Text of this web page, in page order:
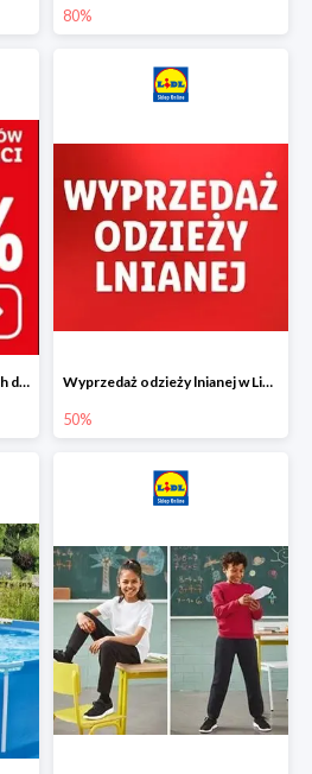
80%
Wyprzedaż tekstyliów letnich dla dzieci w Lidlu Online do -80% Wyprzedaż odzieży lnianej w Lidlu Online do -50%
50%